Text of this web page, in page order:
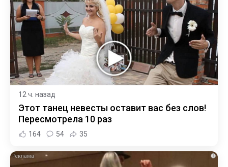
12 ч. назад
Этот танец невесты оставит вас без слов!
Пересмотрела 10 раз
164 54 35
i